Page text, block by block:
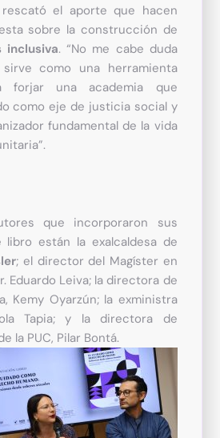
rescató el aporte que hacen
sobre la construcción de
inclusiva. “No me cabe duda
como una herramienta
forjar una academia que
como eje de justicia social y
fundamental de la vida
que incorporaron sus
están la exalcaldesa de
; el director del Magíster en
Eduardo Leiva; la directora de
Kemy Oyarzún; la exministra
Tapia; y la directora de
la PUC, Pilar Bontá.